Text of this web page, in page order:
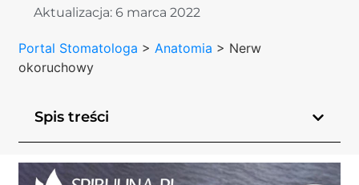
Aktualizacja:6 marca 2022
Portal Stomatologa >Anatomia > Nerw
okoruchowy
Spis treści